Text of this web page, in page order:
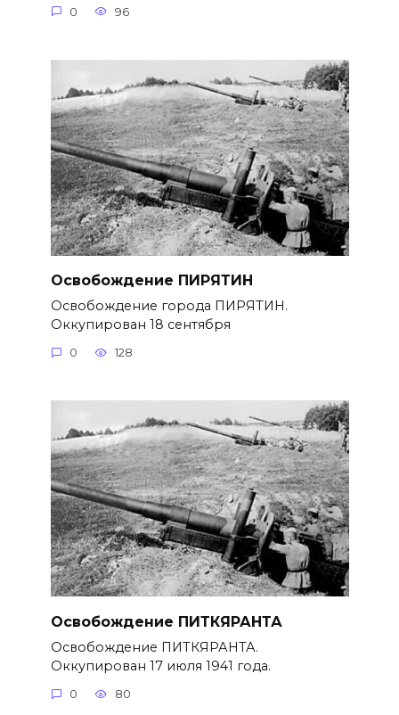
0 96
Освобождение ПИРЯТИН
Освобождение города ПИРЯТИН.
Оккупирован 18 сентября
0 128
Освобождение ПИТКЯРАНТА
Освобождение ПИТКЯРАНТА.
Оккупирован 17 июля 1941 года.
0 80